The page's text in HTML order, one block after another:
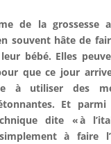
de la grossesse
souvent hâte de
bébé. Elles
que ce jour
à utiliser des
Et parmi
dite « à
à faire